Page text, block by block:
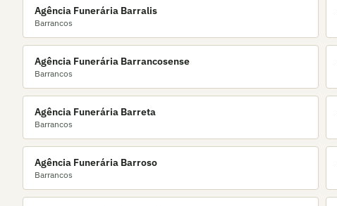
Agência Funerária Barralis
Barrancos
Agência Funerária Barrancosense
Barrancos
Agência Funerária Barreta
Barrancos
Agência Funerária Barroso
Barrancos